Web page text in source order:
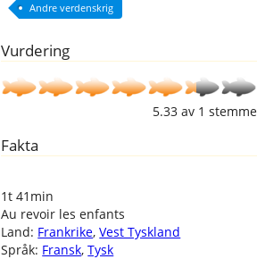
Andre verdenskrig
Vurdering
5.33av 1 stemme
Fakta
1t 41min
Au revoir les enfants
Land: Frankrike,Vest Tyskland
Språk: Fransk,Tysk